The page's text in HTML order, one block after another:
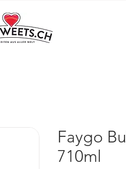
Faygo
710ml